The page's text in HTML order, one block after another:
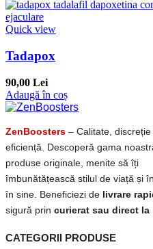
Quick view
Tadapox
90,00 Lei
Adaugă în coș
ZenBoosters – Calitate, discreție
eficiență. Descoperă gama
produse originale, menite să îți
îmbunătățească stilul de viață și
în sine. Beneficiezi de livrare
sigură prin curierat sau direct la
CATEGORII PRODUSE